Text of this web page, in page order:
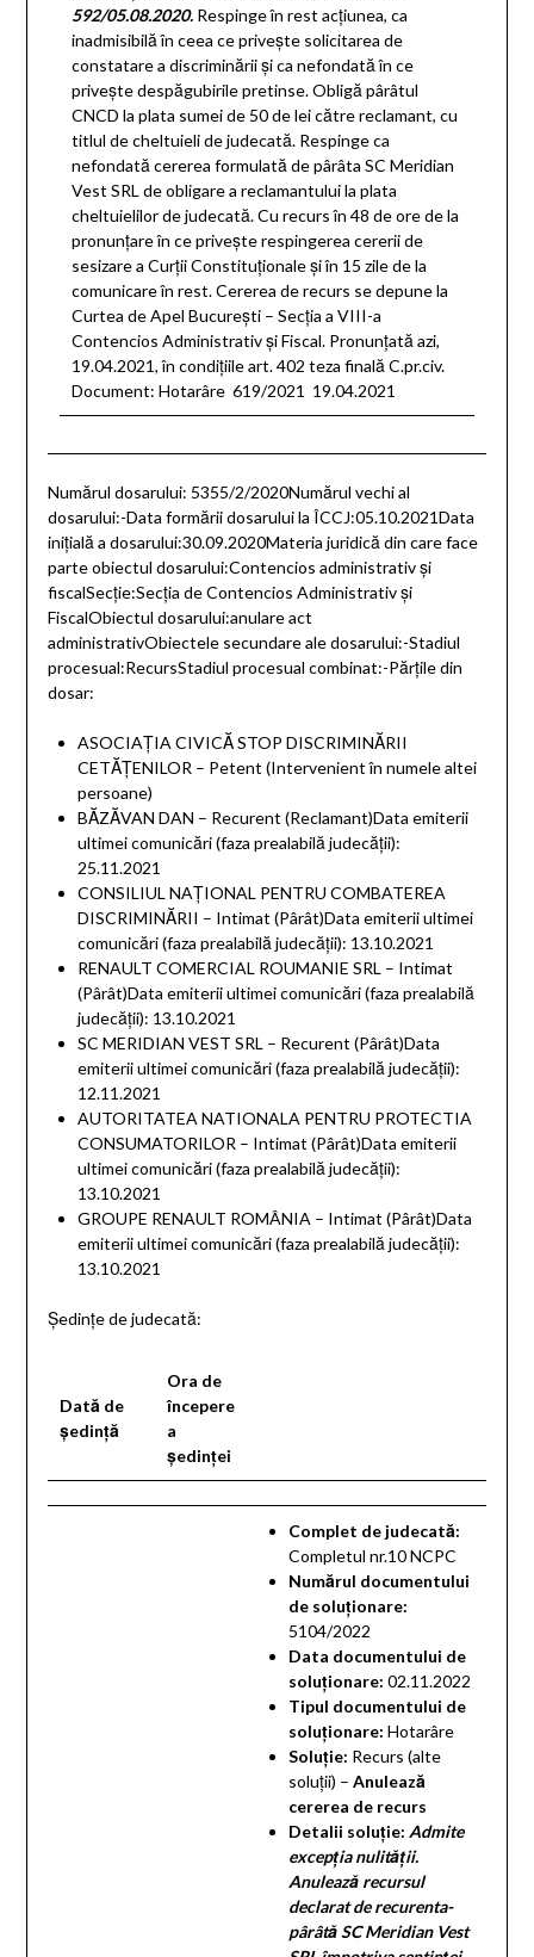
592/05.08.2020. Respinge în rest acţiunea, ca
inadmisibilă în ceea ce priveşte solicitarea de
constatare a discriminării şi ca nefondată în ce
priveşte despăgubirile pretinse. Obligă pârâtul
CNCD la plata sumei de 50 de lei către reclamant, cu
titlul de cheltuieli de judecată. Respinge ca
nefondată cererea formulată de pârâta SC Meridian
Vest SRL de obligare a reclamantului la plata
cheltuielilor de judecată. Cu recurs în 48 de ore de la
pronunţare în ce priveşte respingerea cererii de
sesizare a Curţii Constituţionale şi în 15 zile de la
comunicare în rest. Cererea de recurs se depune la
Curtea de Apel Bucureşti – Secţia a VIII-a
Contencios Administrativ şi Fiscal. Pronunţată azi,
19.04.2021, în condiţiile art. 402 teza finală C.pr.civ.
Document: Hotarâre 619/2021 19.04.2021
Numărul dosarului: 5355/2/2020Numărul vechi al
dosarului:-Data formării dosarului la ÎCCJ:05.10.2021Data
inițială a dosarului:30.09.2020Materia juridică din care face
parte obiectul dosarului:Contencios administrativ şi
fiscalSecție:Secţia de Contencios Administrativ şi
FiscalObiectul dosarului:anulare act
administrativObiectele secundare ale dosarului:-Stadiul
procesual:RecursStadiul procesual combinat:-Părțile din
dosar:
ASOCIAŢIA CIVICĂ STOP DISCRIMINĂRII
CETĂŢENILOR – Petent (Intervenient în numele altei
persoane)
BĂZĂVAN DAN – Recurent (Reclamant)Data emiterii
ultimei comunicări (faza prealabilă judecăţii):
25.11.2021
CONSILIUL NAŢIONAL PENTRU COMBATEREA
DISCRIMINĂRII – Intimat (Pârât)Data emiterii ultimei
comunicări (faza prealabilă judecăţii): 13.10.2021
RENAULT COMERCIAL ROUMANIE SRL – Intimat
(Pârât)Data emiterii ultimei comunicări (faza prealabilă
judecăţii): 13.10.2021
SC MERIDIAN VEST SRL – Recurent (Pârât)Data
emiterii ultimei comunicări (faza prealabilă judecăţii):
12.11.2021
AUTORITATEA NATIONALA PENTRU PROTECTIA
CONSUMATORILOR – Intimat (Pârât)Data emiterii
ultimei comunicări (faza prealabilă judecăţii):
13.10.2021
GROUPE RENAULT ROMÂNIA – Intimat (Pârât)Data
emiterii ultimei comunicări (faza prealabilă judecăţii):
13.10.2021
Ședințe de judecată:
Dată de
ședință
Ora de
începere
a
ședinței
Complet de judecată:
Completul nr.10 NCPC
Numărul documentului
de soluționare:
5104/2022
Data documentului de
soluționare: 02.11.2022
Tipul documentului de
soluționare: Hotarâre
Soluție: Recurs (alte
soluţii) – Anulează
cererea de recurs
Detalii soluţie: Admite
excepţia nulităţii.
Anulează recursul
declarat de recurenta-
pârâtă SC Meridian Vest